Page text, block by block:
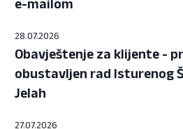
e-mailom
28.07.2026
Obavještenje za klijente -
obustavljen rad Isturenog
Jelah
27.07.2026